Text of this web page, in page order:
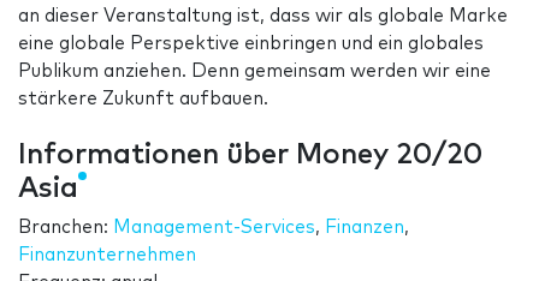
an dieser Veranstaltung ist, dass wir als globale Marke
eine globale Perspektive einbringen und ein globales
Publikum anziehen. Denn gemeinsam werden wir eine
stärkere Zukunft aufbauen.
Informationen über Money 20/20
Asia
Branchen: Management-Services, Finanzen,
Finanzunternehmen